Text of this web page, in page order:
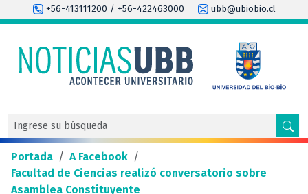
+56-413111200 / +56-422463000 ubb@ubiobio.cl
Portada / A Facebook /
Facultad de Ciencias realizó conversatorio sobre
Asamblea Constituyente